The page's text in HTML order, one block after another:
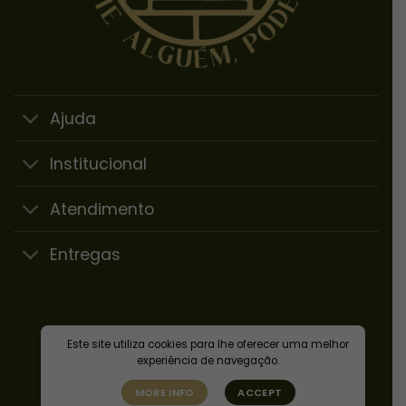
Ajuda
Institucional
Atendimento
Entregas